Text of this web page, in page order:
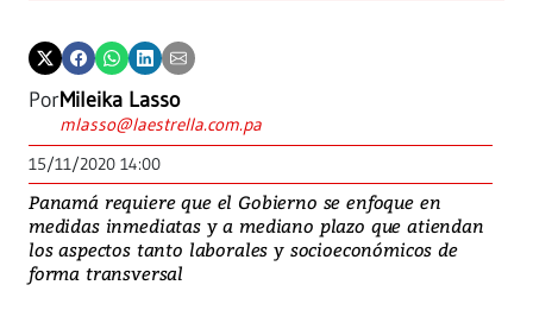
PorMileika Lasso
mlasso@laestrella.com.pa
15/11/2020 14:00
Panamá requiere que el Gobierno se enfoque en
medidas inmediatas y a mediano plazo que atiendan
los aspectos tanto laborales y socioeconómicos de
forma transversal